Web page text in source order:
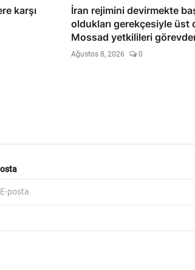
karşı
İran rejimini devirmekte
oldukları gerekçesiyle üst
Mossad yetkilileri
Ağustos 8, 2026 0